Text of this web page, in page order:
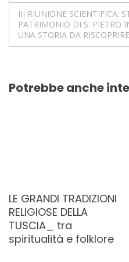
III RIUNIONE SCIENTIFICA:
PATRIMONIO DI S. PIETRO
UNA STORIA DA RISCOPRIRE
Potrebbe anche
LE GRANDI TRADIZIONI
RELIGIOSE DELLA
TUSCIA_ tra
spiritualità e folklore